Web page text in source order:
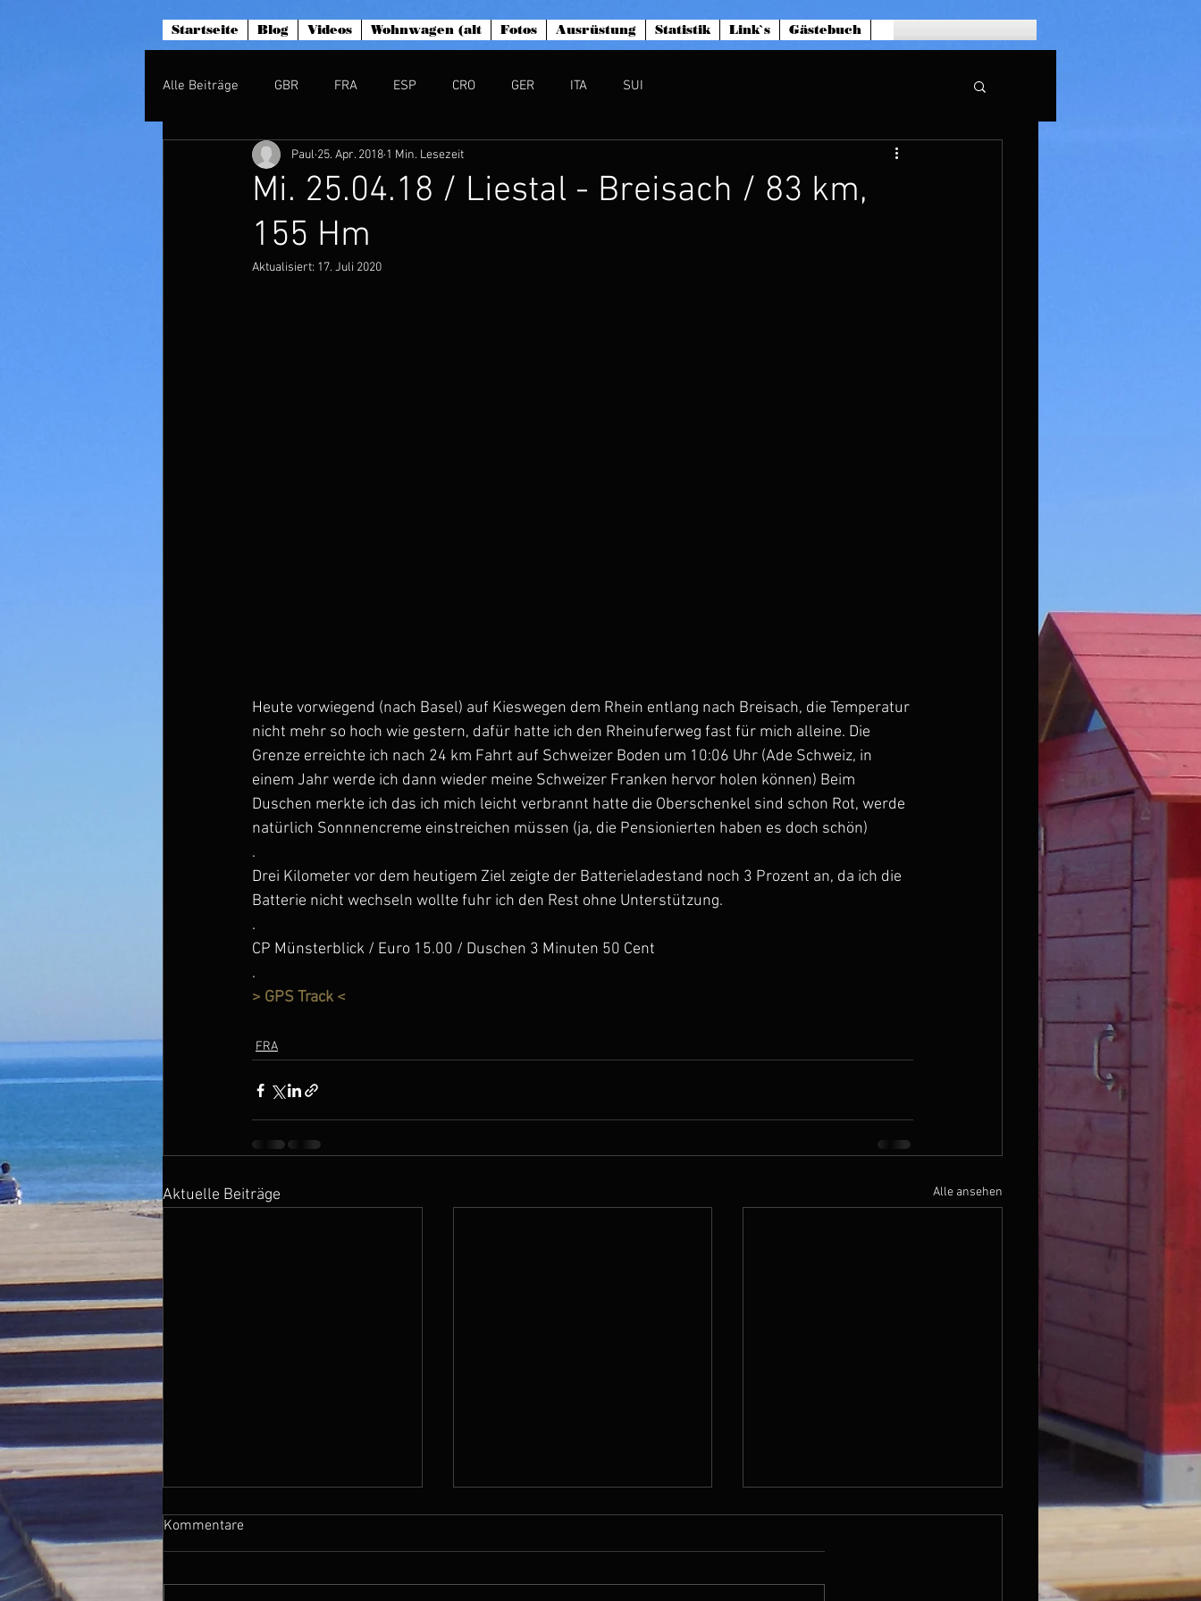
Startseite Blog Videos Wohnwagen (alt Fotos Ausrüstung Statistik Link`s Gästebuch
Alle Beiträge GBR FRA ESP CRO GER ITA SUI
Mi. 25.04.18 / Liestal - Breisach / 83 km,
155 Hm
Paul 25. Apr. 2018 1 Min. Lesezeit
Aktualisiert: 17. Juli 2020
Heute vorwiegend (nach Basel) auf Kieswegen dem Rhein entlang nach Breisach, die Temperatur
nicht mehr so hoch wie gestern, dafür hatte ich den Rheinuferweg fast für mich alleine. Die
Grenze erreichte ich nach 24 km Fahrt auf Schweizer Boden um 10:06 Uhr (Ade Schweiz, in
einem Jahr werde ich dann wieder meine Schweizer Franken hervor holen können) Beim
Duschen merkte ich das ich mich leicht verbrannt hatte die Oberschenkel sind schon Rot, werde
natürlich Sonnnencreme einstreichen müssen (ja, die Pensionierten haben es doch schön)
.
Drei Kilometer vor dem heutigem Ziel zeigte der Batterieladestand noch 3 Prozent an, da ich die
Batterie nicht wechseln wollte fuhr ich den Rest ohne Unterstützung.
.
CP Münsterblick / Euro 15.00 / Duschen 3 Minuten 50 Cent
.
> GPS Track <
FRA
Aktuelle Beiträge Alle ansehen
Kommentare